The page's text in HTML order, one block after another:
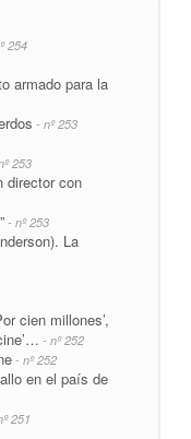
254
armado para la
- nº 253
253
director con
- nº 253
La
cien millones’,
- nº 252
- nº 252
en el país de
251